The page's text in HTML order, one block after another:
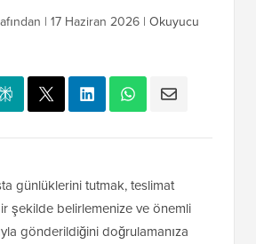
| 17 Haziran 2026 | Okuyucu
günlüklerini tutmak, teslimat
şekilde belirlemenize ve önemli
gönderildiğini doğrulamanıza